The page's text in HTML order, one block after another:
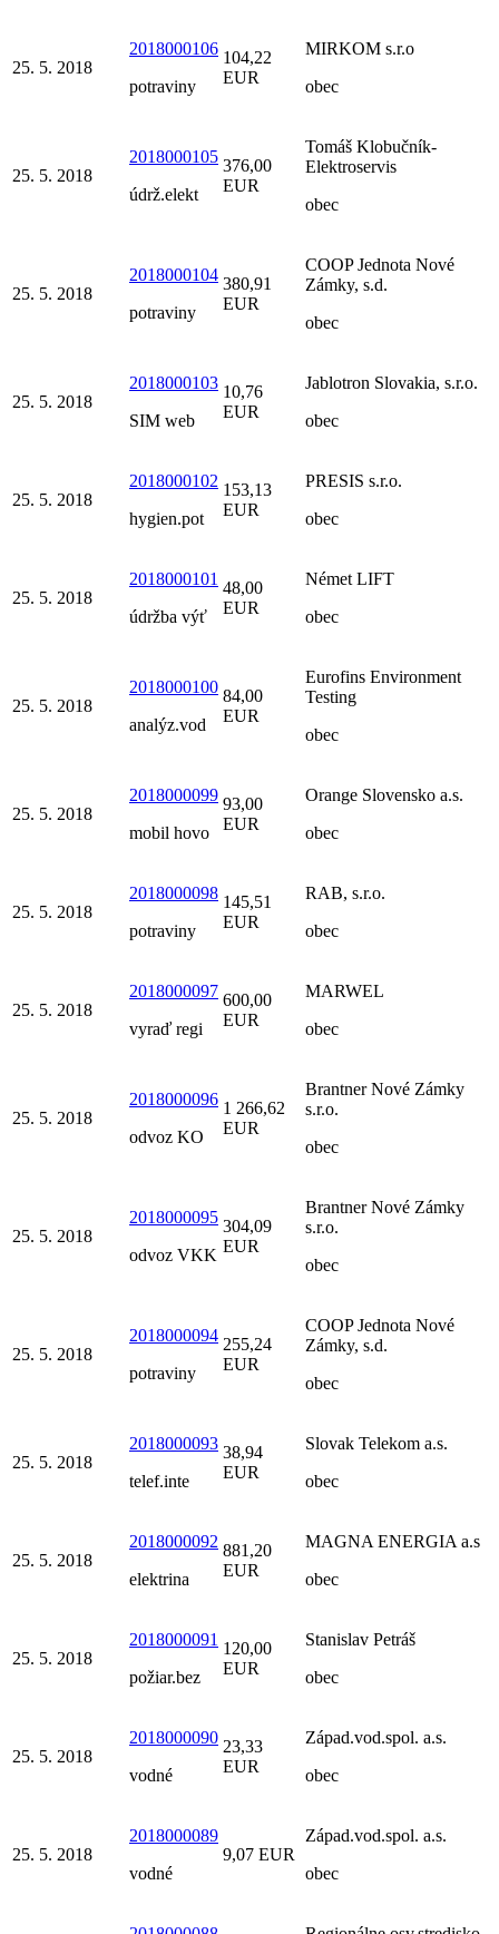
25. 5. 2018
2018000106
potraviny
104,22
EUR
MIRKOM s.r.o
obec
25. 5. 2018
2018000105
údrž.elekt
376,00
EUR
Tomáš Klobučník-
Elektroservis
obec
25. 5. 2018
2018000104
potraviny
380,91
EUR
COOP Jednota Nové
Zámky, s.d.
obec
25. 5. 2018
2018000103
SIM web
10,76
EUR
Jablotron Slovakia, s.r.o.
obec
25. 5. 2018
2018000102
hygien.pot
153,13
EUR
PRESIS s.r.o.
obec
25. 5. 2018
2018000101
údržba výť
48,00
EUR
Német LIFT
obec
25. 5. 2018
2018000100
analýz.vod
84,00
EUR
Eurofins Environment
Testing
obec
25. 5. 2018
2018000099
mobil hovo
93,00
EUR
Orange Slovensko a.s.
obec
25. 5. 2018
2018000098
potraviny
145,51
EUR
RAB, s.r.o.
obec
25. 5. 2018
2018000097
vyraď regi
600,00
EUR
MARWEL
obec
25. 5. 2018
2018000096
odvoz KO
1 266,62
EUR
Brantner Nové Zámky
s.r.o.
obec
25. 5. 2018
2018000095
odvoz VKK
304,09
EUR
Brantner Nové Zámky
s.r.o.
obec
25. 5. 2018
2018000094
potraviny
255,24
EUR
COOP Jednota Nové
Zámky, s.d.
obec
25. 5. 2018
2018000093
telef.inte
38,94
EUR
Slovak Telekom a.s.
obec
25. 5. 2018
2018000092
elektrina
881,20
EUR
MAGNA ENERGIA a.s
obec
25. 5. 2018
2018000091
požiar.bez
120,00
EUR
Stanislav Petráš
obec
25. 5. 2018
2018000090
vodné
23,33
EUR
Západ.vod.spol. a.s.
obec
25. 5. 2018
2018000089
vodné
9,07 EUR
Západ.vod.spol. a.s.
obec